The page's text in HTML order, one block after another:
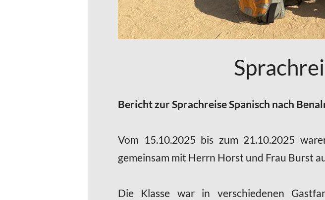
Bericht zur Sprachreise Spanisch nach
Vom 15.10.2025 bis zum 21.10.2025
gemeinsam mit Herrn Horst und Frau Burst
Die Klasse war in verschiedenen